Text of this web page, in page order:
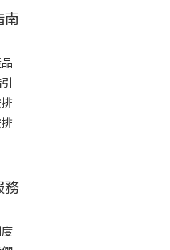
南
務